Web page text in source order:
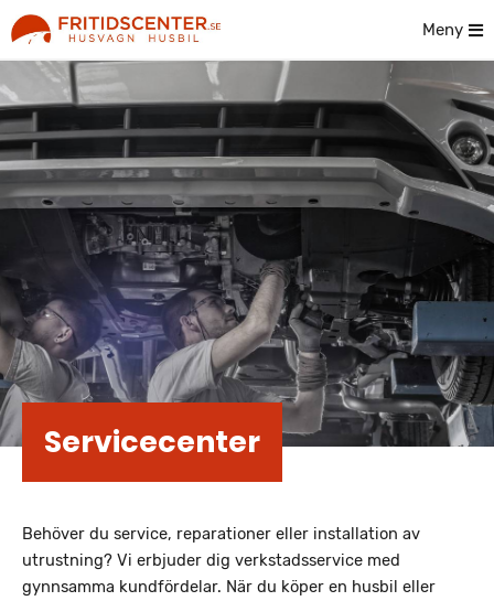
Meny
Servicecenter
Behöver du service, reparationer eller installation av
utrustning? Vi erbjuder dig verkstadsservice med
gynnsamma kundfördelar. När du köper en husbil eller